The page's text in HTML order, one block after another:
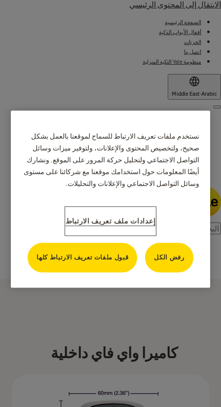
الانتقال إلى المحتوى الرئيسي
الصفحة الرئيسية
أقفال الأبواب الذكية
الخزنات
اتصل بنا
منظومة Yale الئكية المنزلية
Middle East·Arabic
Menu
المنتجات
أماكن الشراء
كاميرات المراقبة
كاميرات IP
كاميرا واي فاي داخلية
نستخدم ملفات تعريف الارتباط للسماح لموقعنا بالعمل بشكل
صحيح، ولتخصيص المحتوى والإعلانات، ولتوفير ميزات وسائل
التواصل الاجتماعي ولتحليل حركة المرور على الموقع. ونشارك
أيضًا المعلومات حول استخدامك موقعنا مع شركائنا على مستوى
وسائل التواصل الاجتماعي والإعلانات والتحليلات.
إعدادات ملف تعريف الارتباط
رفض الكل قبول ملفات تعريف الارتباط كلها